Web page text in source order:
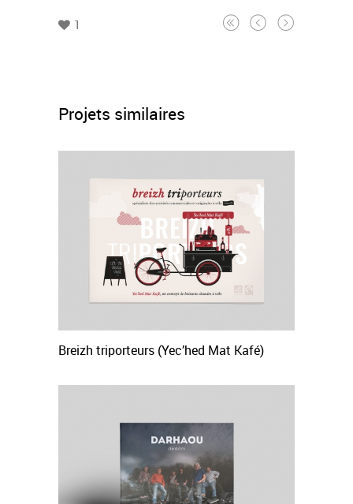
1
Projets similaires
Breizh triporteurs (Yec’hed Mat Kafé)